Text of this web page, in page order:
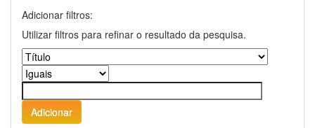
Adicionar filtros:
Utilizar filtros para refinar o resultado da pesquisa.